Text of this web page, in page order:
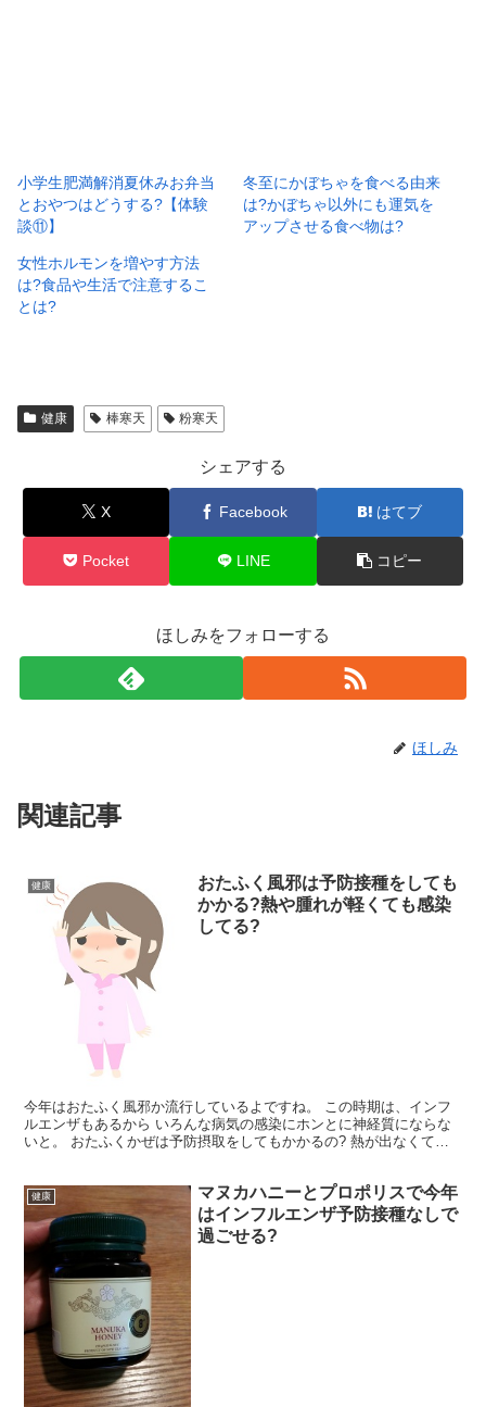
小学生肥満解消夏休みお弁当
とおやつはどうする?【体験
談⑪】
冬至にかぼちゃを食べる由来
は?かぼちゃ以外にも運気を
アップさせる食べ物は?
女性ホルモンを増やす方法
は?食品や生活で注意するこ
とは?
健康 棒寒天 粉寒天
シェアする
X Facebook はてブ
Pocket LINE コピー
ほしみをフォローする
ほしみ
関連記事
健康
おたふく風邪は予防接種をしても
かかる?熱や腫れが軽くても感染
してる?
今年はおたふく風邪か流行しているよですね。 この時期は、インフ
ルエンザもあるから いろんな病気の感染にホンとに神経質にならな
いと。 おたふくかぜは予防摂取をしてもかかるの? 熱が出なくて
健康
マヌカハニーとプロポリスで今年
はインフルエンザ予防接種なしで
過ごせる?